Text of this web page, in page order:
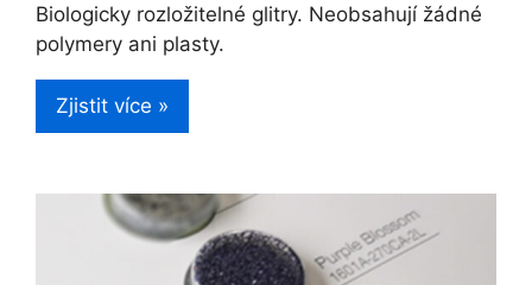
Biologicky rozložitelné glitry. Neobsahují žádné
polymery ani plasty.
Zjistit více »